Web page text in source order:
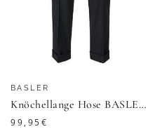
BASLER
Knöchellange Hose BASLER schwarz
99,95€